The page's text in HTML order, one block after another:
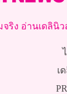
ริง อ่านเดลินิว
เ